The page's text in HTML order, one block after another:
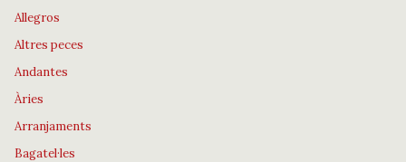
Allegros
Altres peces
Andantes
Àries
Arranjaments
Bagatel·les